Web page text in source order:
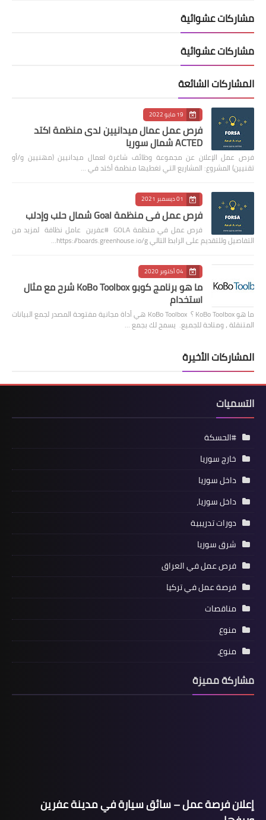
مشاركات عشوائية
مشاركات عشوائية
المشاركات الشائعة
19 مايو 2022
فرص عمل عمال ميدانيين لدى منظمة اكتد
ACTED شمال سوريا
فرص عمل الإعلان عن مجموعة وظائف شاغرة لعمال ميدانيين (مهنيين و/أو
تقنيين) المشروع: المشاريع التي تغطيها منظمة أكتد في …
01 ديسمبر 2021
فرص عمل في منظمة Goal شمال حلب وإدلب
فرص عمل في منظمة GOLA #عفرين عامل نظافة لمزيد من
التفاصيل وللتقديم على الرابط التالي https://boards.greenhouse.io/g…
04 أكتوبر 2020
ما هو برنامج كوبو KoBo Toolbox شرح مع مثال
استخدام
ما هو KoBo Toolbox ؟ KoBo Toolbox هي أداة مجانية مفتوحة المصدر لجمع البيانات
المتنقلة ، ومتاحة للجميع. يسمح لك بجمع …
المشاركات الأخيرة
التسميات
#الحسكة
خارج سوريا
داخل سوريا
داخل سوريا،
دورات تدريبية
شرق سوريا
فرص عمل في العراق
فرصة عمل في تركيا
مناقصات
منوع
منوع،
مشاركة مميزة
إعلان فرصة عمل – سائق سيارة في مدينة عفرين